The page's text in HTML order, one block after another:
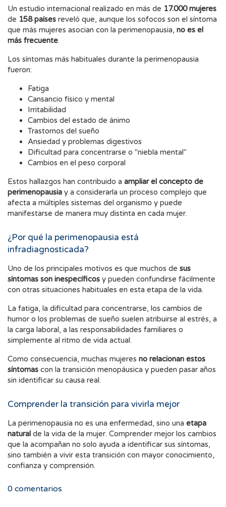
Un estudio internacional realizado en más de 17.000 mujeres
de 158 países reveló que, aunque los sofocos son el síntoma
que más mujeres asocian con la perimenopausia, no es el
más frecuente.
Los síntomas más habituales durante la perimenopausia
fueron:
Fatiga
Cansancio físico y mental
Irritabilidad
Cambios del estado de ánimo
Trastornos del sueño
Ansiedad y problemas digestivos
Dificultad para concentrarse o "niebla mental"
Cambios en el peso corporal
Estos hallazgos han contribuido a ampliar el concepto de
perimenopausia y a considerarla un proceso complejo que
afecta a múltiples sistemas del organismo y puede
manifestarse de manera muy distinta en cada mujer.
¿Por qué la perimenopausia está
infradiagnosticada?
Uno de los principales motivos es que muchos de sus
síntomas son inespecíficos y pueden confundirse fácilmente
con otras situaciones habituales en esta etapa de la vida.
La fatiga, la dificultad para concentrarse, los cambios de
humor o los problemas de sueño suelen atribuirse al estrés, a
la carga laboral, a las responsabilidades familiares o
simplemente al ritmo de vida actual.
Como consecuencia, muchas mujeres no relacionan estos
síntomas con la transición menopáusica y pueden pasar años
sin identificar su causa real.
Comprender la transición para vivirla mejor
La perimenopausia no es una enfermedad, sino una etapa
natural de la vida de la mujer. Comprender mejor los cambios
que la acompañan no solo ayuda a identificar sus síntomas,
sino también a vivir esta transición con mayor conocimiento,
confianza y comprensión.
0 comentarios